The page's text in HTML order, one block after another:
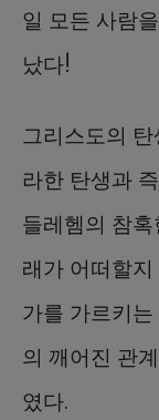
일 모든 사람
났다!
그리스도의
라한 탄생과
들레헴의 참
래가 어떠할
가를 가르키
의 깨어진 관
였다.